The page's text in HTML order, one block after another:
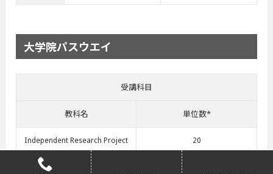
大学院パスウエイ
受講科目
教科名 単位数*
Independent Research Project 20
Research Skills